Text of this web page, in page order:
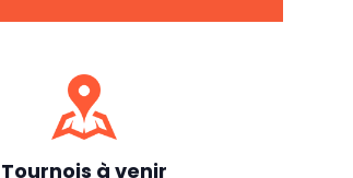
Tournois à venir